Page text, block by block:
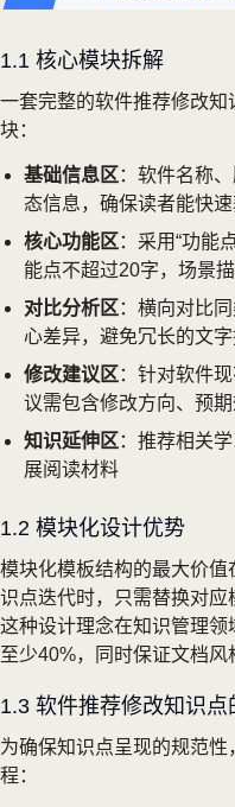
1.1 核心模块拆解
一套完整的软件推荐修改
块：
基础信息区 ：软件名称
态信息，确保读者能快
核心功能区 ：采用“功能
能点不超过20字，场景
对比分析区 ：横向对比
心差异，避免冗长的文
修改建议区 ：针对软件
议需包含修改方向、预
知识延伸区 ：推荐相关
展阅读材料
1.2 模块化设计优势
模块化模板结构的最大价
识点迭代时，只需替换对应
这种设计理念在知识管理
至少40%，同时保证文档风
1.3 软件推荐修改知识点
为确保知识点呈现的规范
程：